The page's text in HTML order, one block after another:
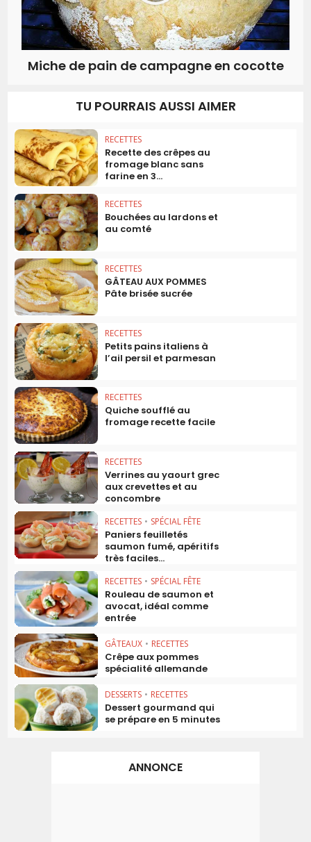
Miche de pain de campagne en cocotte
TU POURRAIS AUSSI AIMER
RECETTES
Recette des crêpes au
fromage blanc sans
farine en 3...
RECETTES
Bouchées au lardons et
au comté
RECETTES
GÂTEAU AUX POMMES
Pâte brisée sucrée
RECETTES
Petits pains italiens à
l’ail persil et parmesan
RECETTES
Quiche soufflé au
fromage recette facile
RECETTES
Verrines au yaourt grec
aux crevettes et au
concombre
RECETTES • SPÉCIAL FÊTE
Paniers feuilletés
saumon fumé, apéritifs
très faciles...
RECETTES • SPÉCIAL FÊTE
Rouleau de saumon et
avocat, idéal comme
entrée
GÂTEAUX • RECETTES
Crêpe aux pommes
spécialité allemande
DESSERTS • RECETTES
Dessert gourmand qui
se prépare en 5 minutes
ANNONCE